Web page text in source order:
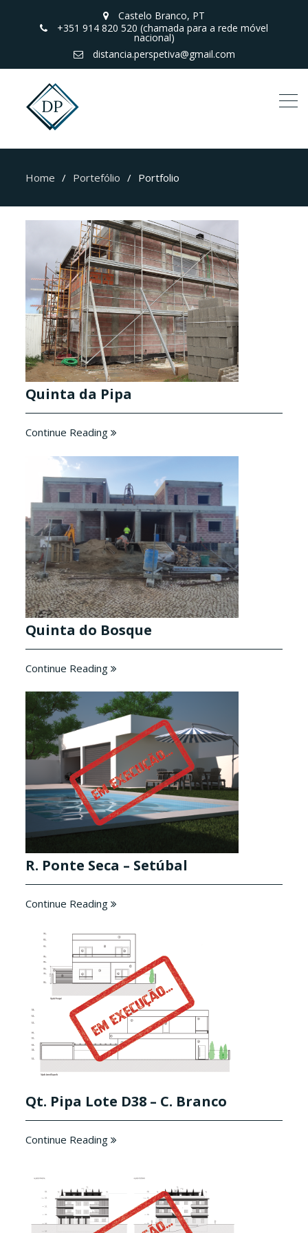
Castelo Branco, PT
+351 914 820 520 (chamada para a rede móvel
nacional)
distancia.perspetiva@gmail.com
Home Portefólio Portfolio
Quinta da Pipa
Continue Reading
Quinta do Bosque
Continue Reading
R. Ponte Seca – Setúbal
Continue Reading
Qt. Pipa Lote D38 – C. Branco
Continue Reading